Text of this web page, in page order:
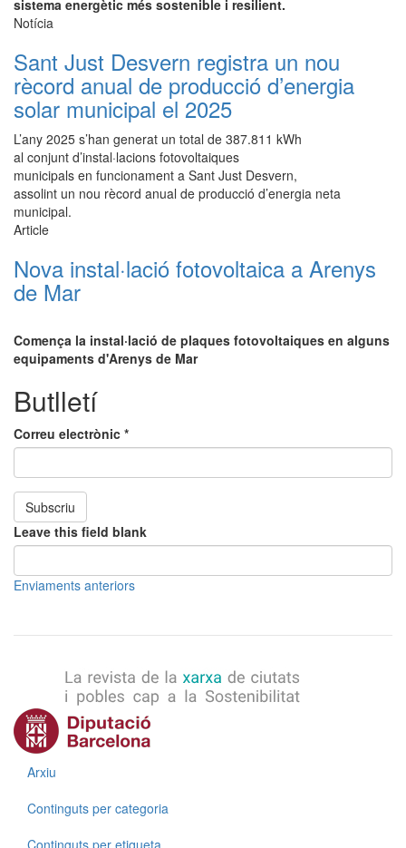
sistema energètic més sostenible i resilient.
Notícia
Sant Just Desvern registra un nou
rècord anual de producció d’energia
solar municipal el 2025
L’any 2025 s’han generat un total de 387.811 kWh
al conjunt d’instal·lacions fotovoltaiques
municipals en funcionament a Sant Just Desvern,
assolint un nou rècord anual de producció d’energia neta
municipal.
Article
Nova instal·lació fotovoltaica a Arenys
de Mar
Comença la instal·lació de plaques fotovoltaiques en alguns
equipaments d'Arenys de Mar​
Butlletí
Correu electrònic *
Subscriu
Leave this field blank
Enviaments anteriors
Menú
Arxiu
Continguts per categoria